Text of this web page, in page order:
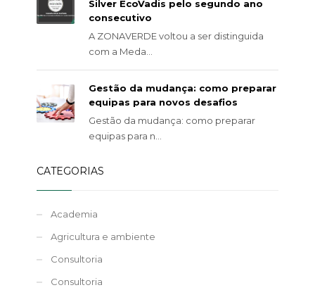
Silver EcoVadis pelo segundo ano
consecutivo
A ZONAVERDE voltou a ser distinguida
com a Meda...
Gestão da mudança: como preparar
equipas para novos desafios
Gestão da mudança: como preparar
equipas para n...
CATEGORIAS
Academia
Agricultura e ambiente
Consultoria
Consultoria